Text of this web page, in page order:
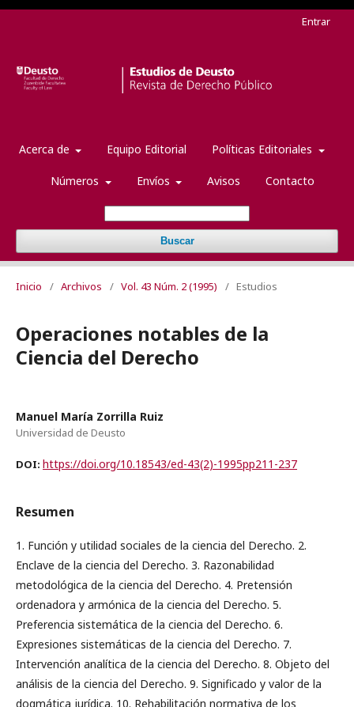
Acerca de Equipo Editorial Políticas Editoriales
Números Envíos Avisos Contacto
Buscar
Entrar
Inicio / Archivos / Vol. 43 Núm. 2 (1995) / Estudios
Operaciones notables de la
Ciencia del Derecho
Manuel María Zorrilla Ruiz
Universidad de Deusto
DOI: https://doi.org/10.18543/ed-43(2)-1995pp211-237
Resumen
1. Función y utilidad sociales de la ciencia del Derecho. 2.
Enclave de la ciencia del Derecho. 3. Razonabilidad
metodológica de la ciencia del Derecho. 4. Pretensión
ordenadora y armónica de la ciencia del Derecho. 5.
Preferencia sistemática de la ciencia del Derecho. 6.
Expresiones sistemáticas de la ciencia del Derecho. 7.
Intervención analítica de la ciencia del Derecho. 8. Objeto del
análisis de la ciencia del Derecho. 9. Significado y valor de la
dogmática jurídica. 10. Rehabilitación normativa de los